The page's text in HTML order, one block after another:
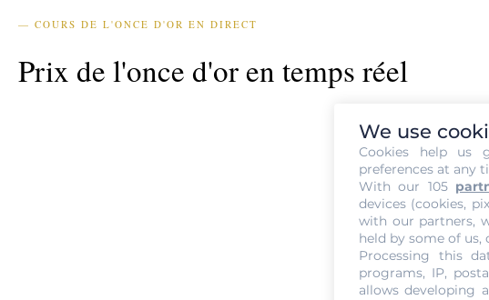
— COURS DE L'ONCE D'OR EN DIRECT
Prix de l'once d'or en temps réel
We use
Cookies help us
preferences at any
With our 105
devices (cookies,
with our partners,
held by some of
Processing this
programs, IP,
allows developing